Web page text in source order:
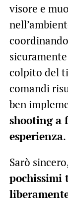
visore e
colpito del
comandi
ben
shooting a
esperienza.
Sarò
pochissimi